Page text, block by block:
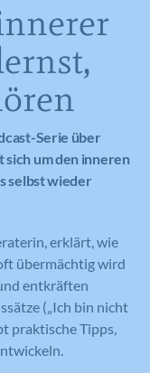
Serie über
um den inneren
selbst wieder
erklärt, wie
übermächtig wird
entkräften
(„Ich bin nicht
praktische Tipps,